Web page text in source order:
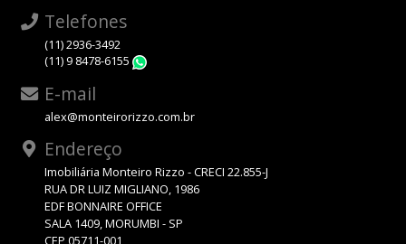
Telefones
(11) 2936-3492
(11) 9 8478-6155
E-mail
alex@monteirorizzo.com.br
Endereço
Imobiliária Monteiro Rizzo - CRECI 22.855-J
RUA DR LUIZ MIGLIANO, 1986
EDF BONNAIRE OFFICE
SALA 1409, MORUMBI - SP
CEP 05711-001